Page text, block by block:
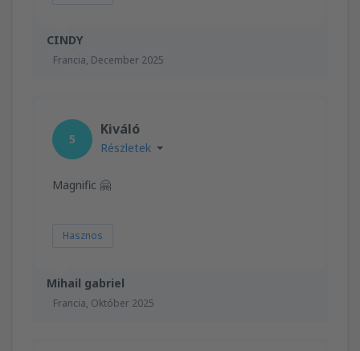
CINDY
Francia, December 2025
Mihail gabriel
Francia, Október 2025
5
Kiváló
Részletek
Magnific 🤗
Hasznos